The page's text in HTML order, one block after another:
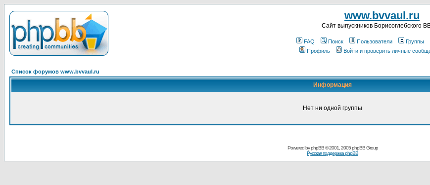
www.bvvaul.ru
Cайт выпускников Борисоглебского
FAQ Поиск Пользователи Группы
Профиль
Войти и проверить личные
Список форумов www.bvvaul.ru
Информация
Нет ни одной группы
Powered byphpBB© 2001, 2005 phpBB Group
Русская поддержка phpBB